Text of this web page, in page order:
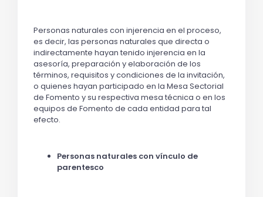
Personas naturales con injerencia en el proceso,
es decir, las personas naturales que directa o
indirectamente hayan tenido injerencia en la
asesoría, preparación y elaboración de los
términos, requisitos y condiciones de la invitación,
o quienes hayan participado en la Mesa Sectorial
de Fomento y su respectiva mesa técnica o en los
equipos de Fomento de cada entidad para tal
efecto.
Personas naturales con vínculo de
parentesco